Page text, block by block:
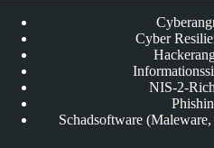
Cyber
NIS-2-
Schadsoftware